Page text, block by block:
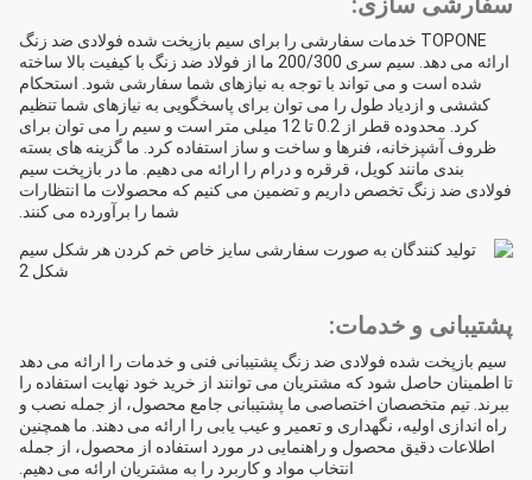
TOPONE خدمات سفارشی را برای سیم بازپخت شده فولادی ضد زنگ
ارائه می دهد. سیم سری 200/300 ما از فولاد ضد زنگ با کیفیت بالا ساخته
شده است و می تواند با توجه به نیازهای شما سفارشی شود. استحکام
کششی و ازدیاد طول را می توان برای پاسخگویی به نیازهای شما تنظیم
کرد. محدوده قطر از 0.2 تا 12 میلی متر است و سیم را می توان برای
ظروف آشپزخانه، فنرها و ساخت و ساز استفاده کرد. ما گزینه های بسته
بندی مانند کویل، قرقره و درام را ارائه می دهیم. ما در بازپخت سیم
فولادی ضد زنگ تخصص داریم و تضمین می کنیم که محصولات ما انتظارات
شما را برآورده می کنند.
پشتیبانی و خدمات:
سیم بازپخت شده فولادی ضد زنگ پشتیبانی فنی و خدمات را ارائه می دهد
تا اطمینان حاصل شود که مشتریان می توانند از خرید خود نهایت استفاده را
ببرند. تیم متخصصان اختصاصی ما پشتیبانی جامع محصول، از جمله نصب و
راه اندازی اولیه، نگهداری و تعمیر و عیب یابی را ارائه می دهند. ما همچنین
اطلاعات دقیق محصول و راهنمایی در مورد استفاده از محصول، از جمله
انتخاب مواد و کاربرد را به مشتریان ارائه می دهیم.